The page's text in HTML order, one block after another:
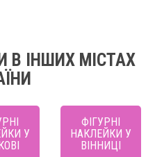
В ІНШИХ МІСТАХ
У
ФІГУРНІ
НАКЛЕЙКИ У
ВІННИЦІ